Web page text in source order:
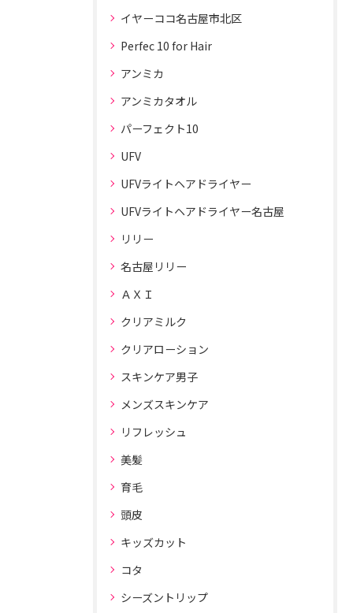
イヤーココ名古屋市北区
Perfec 10 for Hair
アンミカ
アンミカタオル
パーフェクト10
UFV
UFVライトヘアドライヤー
UFVライトヘアドライヤー名古屋
リリー
名古屋リリー
ＡＸＩ
クリアミルク
クリアローション
スキンケア男子
メンズスキンケア
リフレッシュ
美髪
育毛
頭皮
キッズカット
コタ
シーズントリップ